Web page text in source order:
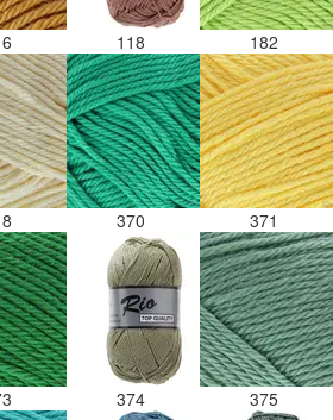
118 182
370 371
374 375